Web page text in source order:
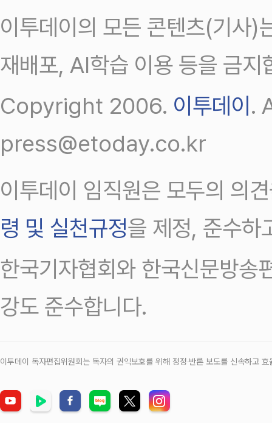
이투데이의 모든 콘텐츠(기사)
재배포, AI학습 이용 등을 금지
Copyright 2006. 이투데이.
press@etoday.co.kr
이투데이 임직원은 모두의 의
령 및 실천규정을 제정, 준수하
한국기자협회와 한국신문방송
강도 준수합니다.
이투데이 독자편집위원회는 독자의 권익보호를 위해 정정‧반론 보도를 신속하고